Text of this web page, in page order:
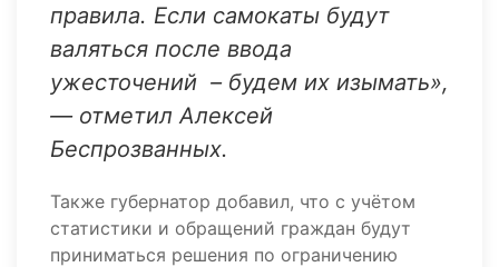
правила. Если самокаты будут
валяться после ввода
ужесточений – будем их изымать»,
— отметил Алексей
Беспрозванных.
Также губернатор добавил, что с учётом
статистики и обращений граждан будут
приниматься решения по ограничению